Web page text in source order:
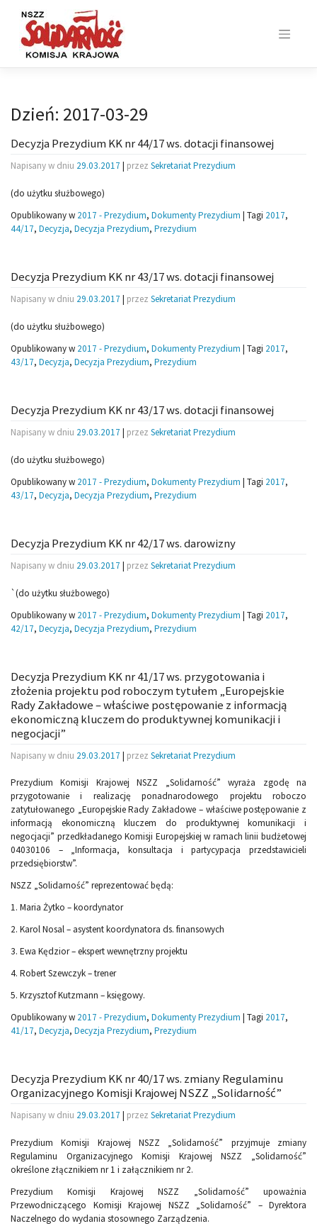
content
Dzień: 2017-03-29
Decyzja Prezydium KK nr 44/17 ws. dotacji finansowej
Napisany w dniu 29.03.2017 | przez Sekretariat Prezydium
(do użytku służbowego)
Opublikowany w 2017 - Prezydium, Dokumenty Prezydium | Tagi 2017,
44/17, Decyzja, Decyzja Prezydium, Prezydium
Decyzja Prezydium KK nr 43/17 ws. dotacji finansowej
Napisany w dniu 29.03.2017 | przez Sekretariat Prezydium
(do użytku służbowego)
Opublikowany w 2017 - Prezydium, Dokumenty Prezydium | Tagi 2017,
43/17, Decyzja, Decyzja Prezydium, Prezydium
Decyzja Prezydium KK nr 43/17 ws. dotacji finansowej
Napisany w dniu 29.03.2017 | przez Sekretariat Prezydium
(do użytku służbowego)
Opublikowany w 2017 - Prezydium, Dokumenty Prezydium | Tagi 2017,
43/17, Decyzja, Decyzja Prezydium, Prezydium
Decyzja Prezydium KK nr 42/17 ws. darowizny
Napisany w dniu 29.03.2017 | przez Sekretariat Prezydium
`(do użytku służbowego)
Opublikowany w 2017 - Prezydium, Dokumenty Prezydium | Tagi 2017,
42/17, Decyzja, Decyzja Prezydium, Prezydium
Decyzja Prezydium KK nr 41/17 ws. przygotowania i
złożenia projektu pod roboczym tytułem „Europejskie
Rady Zakładowe – właściwe postępowanie z informacją
ekonomiczną kluczem do produktywnej komunikacji i
negocjacji”
Napisany w dniu 29.03.2017 | przez Sekretariat Prezydium
Prezydium Komisji Krajowej NSZZ „Solidarność” wyraża zgodę na
przygotowanie i realizację ponadnarodowego projektu roboczo
zatytułowanego „Europejskie Rady Zakładowe – właściwe postępowanie z
informacją ekonomiczną kluczem do produktywnej komunikacji i
negocjacji” przedkładanego Komisji Europejskiej w ramach linii budżetowej
04030106 – „Informacja, konsultacja i partycypacja przedstawicieli
przedsiębiorstw”.
NSZZ „Solidarność” reprezentować będą:
1. Maria Żytko – koordynator
2. Karol Nosal – asystent koordynatora ds. finansowych
3. Ewa Kędzior – ekspert wewnętrzny projektu
4. Robert Szewczyk – trener
5. Krzysztof Kutzmann – księgowy.
Opublikowany w 2017 - Prezydium, Dokumenty Prezydium Tagi 2017,
41/17, Decyzja, Decyzja Prezydium, Prezydium
Decyzja Prezydium KK nr 40/17 ws. zmiany Regulaminu
Organizacyjnego Komisji Krajowej NSZZ „Solidarność”
Napisany w dniu 29.03.2017 przez Sekretariat Prezydium
Prezydium Komisji Krajowej NSZZ „Solidarność” przyjmuje zmiany
Regulaminu Organizacyjnego Komisji Krajowej NSZZ „Solidarność”
określone złącznikiem nr 1 i załącznikiem nr 2.
Prezydium Komisji Krajowej NSZZ „Solidarność” upoważnia
Przewodniczącego Komisji Krajowej NSZZ „Solidarność” – Dyrektora
Naczelnego do wydania stosownego Zarządzenia.